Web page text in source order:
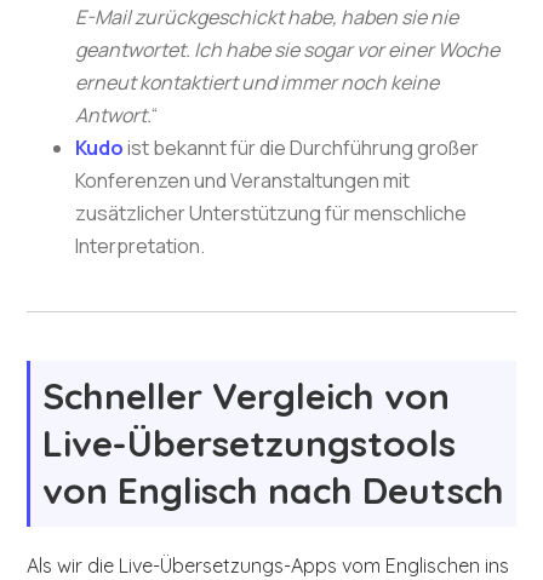
E-Mail zurückgeschickt habe, haben sie nie
geantwortet. Ich habe sie sogar vor einer Woche
erneut kontaktiert und immer noch keine
Antwort.“
Kudoist bekannt für die Durchführung großer
Konferenzen und Veranstaltungen mit
zusätzlicher Unterstützung für menschliche
Interpretation.
Schneller Vergleich von
Live-Übersetzungstools
von Englisch nach Deutsch
Als wir die Live-Übersetzungs-Apps vom Englischen ins